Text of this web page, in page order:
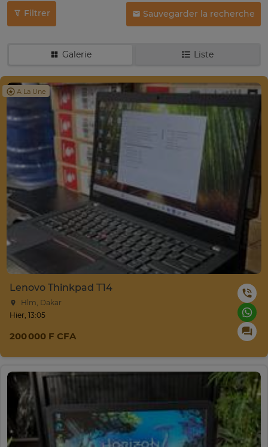
Filtrer Sauvegarder la recherche
Galerie Liste
A La Une
Lenovo Thinkpad T14
Hlm, Dakar
Hier, 13:05
200 000 F CFA